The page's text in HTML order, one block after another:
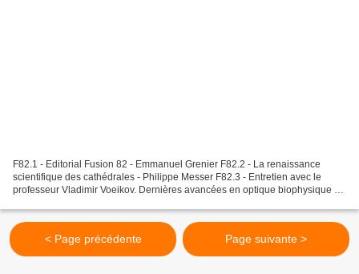
F82.1 - Editorial Fusion 82 - Emmanuel Grenier F82.2 - La renaissance
scientifique des cathédrales - Philippe Messer F82.3 - Entretien avec le
professeur Vladimir Voeikov. Dernières avancées en optique biophysique -
< Page précédente Page suivante >